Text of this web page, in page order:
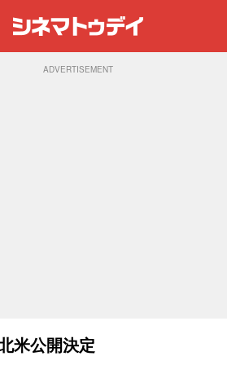
ADVERTISEMENT
米公開決定